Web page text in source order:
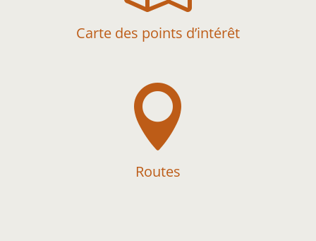
Carte des points d’intérêt

Routes